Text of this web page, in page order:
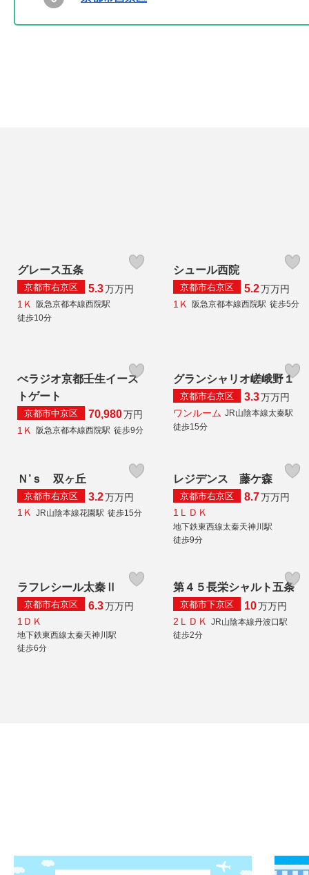
グレース五条
京都市右京区 5.3万万円
1Ｋ
阪急京都本線西院駅
徒歩10分
シュール西院
京都市右京区 5.2万万円
1Ｋ
阪急京都本線西院駅 徒歩5分
べラジオ京都壬生イース
トゲート
京都市中京区 70,980万円
1Ｋ
阪急京都本線西院駅 徒歩9分
グランシャリオ嵯峨野１
京都市右京区 3.3万万円
ワンルーム JR山陰本線太秦駅
徒歩15分
Ｎ’ｓ 双ヶ丘
京都市右京区 3.2万万円
1Ｋ JR山陰本線花園駅 徒歩15分
レジデンス 藤ケ森
京都市右京区 8.7万万円
1ＬＤＫ
地下鉄東西線太秦天神川駅
徒歩9分
ラフレシール太秦Ⅱ
京都市右京区 6.3万万円
1ＤＫ
地下鉄東西線太秦天神川駅
徒歩6分
第４５長栄シャルト五条
京都市下京区 10万万円
2ＬＤＫ
JR山陰本線丹波口駅
徒歩2分